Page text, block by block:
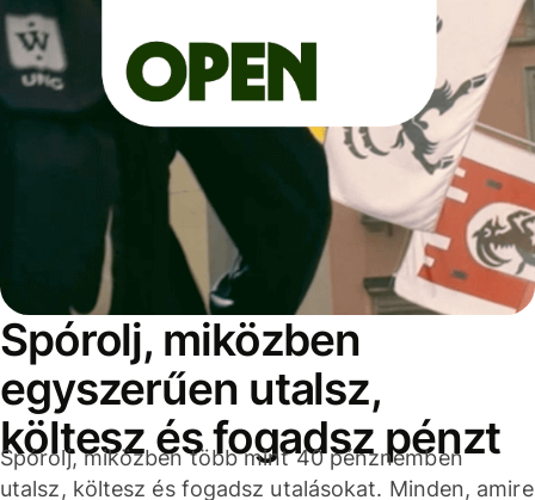
Spórolj, miközben
egyszerűen utalsz,
költesz és fogadsz pénzt
Spórolj, miközben több mint 40 pénznemben
utalsz, költesz és fogadsz utalásokat. Minden, amire